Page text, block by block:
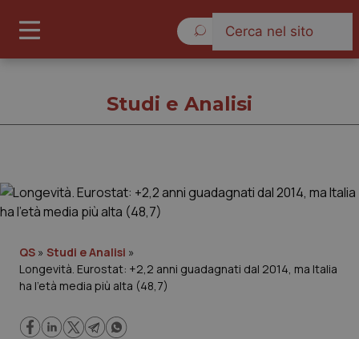
Governo e Parlamento
Regioni e Asl
Studi e Analisi
QS » Studi e Analisi »
Longevità. Eurostat: +2,2 anni guadagnati dal 2014, ma Italia
ha l’età media più alta (48,7)